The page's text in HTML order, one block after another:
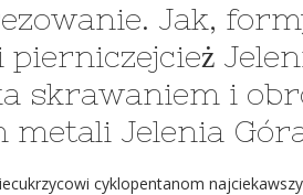
Jak,
skrawaniem i
metali Jelenia
cyklopentanom